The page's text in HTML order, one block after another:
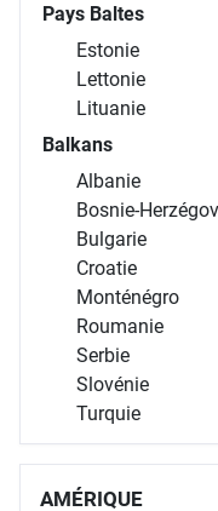
Pays Baltes
Estonie
Lettonie
Lituanie
Balkans
Albanie
Bosnie-
Bulgarie
Croatie
Monténégro
Roumanie
Serbie
Slovénie
Turquie
AMÉRIQUE